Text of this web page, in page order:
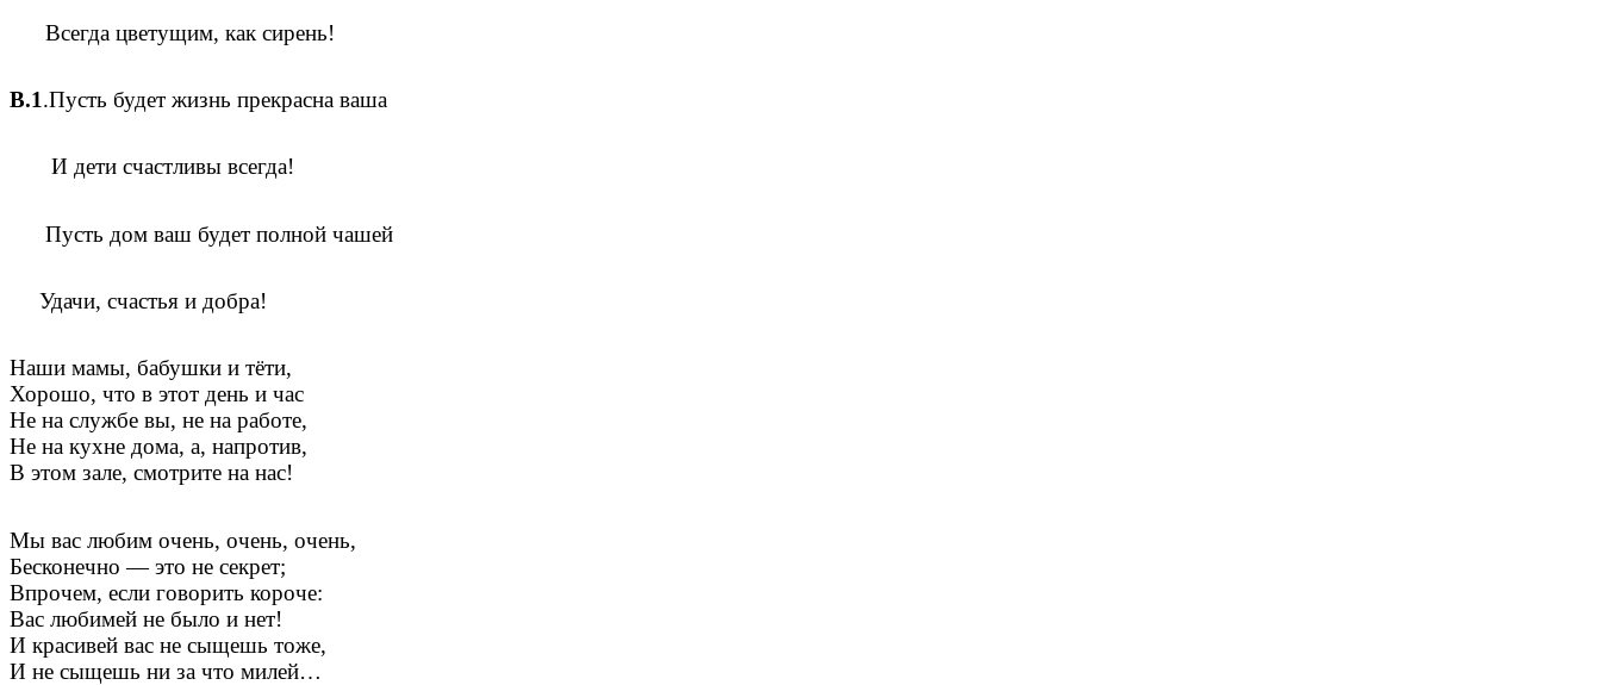
Всегда цветущим, как сирень!
В.1.Пусть будет жизнь прекрасна ваша
И дети счастливы всегда!
Пусть дом ваш будет полной чашей
Удачи, счастья и добра!
Наши мамы, бабушки и тёти,
Хорошо, что в этот день и час
Не на службе вы, не на работе,
Не на кухне дома, а, напротив,
В этом зале, смотрите на нас!
Мы вас любим очень, очень, очень,
Бесконечно — это не секрет;
Впрочем, если говорить короче:
Вас любимей не было и нет!
И красивей вас не сыщешь тоже,
И не сыщешь ни за что милей…